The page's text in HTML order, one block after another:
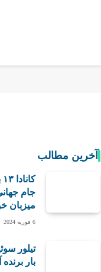
آخرین مطالب
میزبان
6 فوریه 2024
تیلور
بار